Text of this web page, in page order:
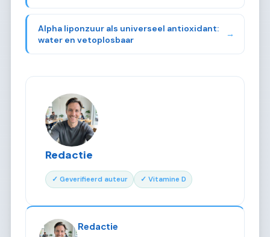
Alpha liponzuur als universeel antioxidant:
water en vetoplosbaar
→
Redactie
✓ Geverifieerd auteur ✓ Vitamine D
Redactie